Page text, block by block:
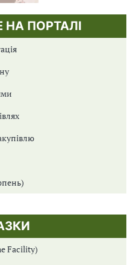
НА ПОРТАЛІ
Facility)